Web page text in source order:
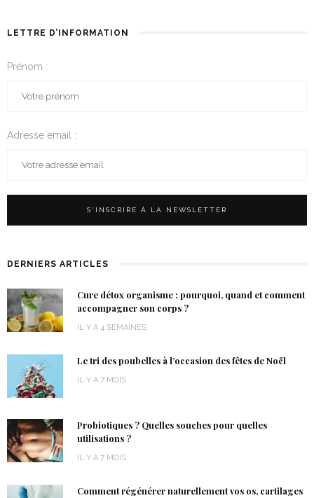
LETTRE D’INFORMATION
Prénom :
Adresse email :
DERNIERS ARTICLES
Cure détox organisme : pourquoi, quand et comment
accompagner son corps ?
IL Y A 4 SEMAINES
Le tri des poubelles à l’occasion des fêtes de Noël
IL Y A 7 MOIS
Probiotiques ? Quelles souches pour quelles
utilisations ?
IL Y A 7 MOIS
Comment régénérer naturellement vos os, cartilages